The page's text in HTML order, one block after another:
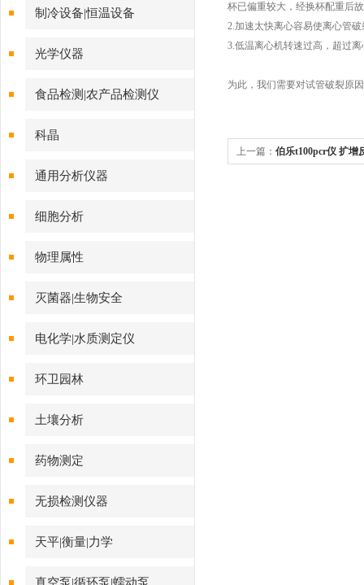
制冷设备|恒温设备
光学仪器
食品检测|农产品检测仪
科晶
通用分析仪器
细胞分析
物理属性
灭菌器|生物安全
电化学|水质测定仪
环卫园林
土壤分析
药物测定
无损检测仪器
天平|衡量|力学
杯已偏重较大，经换杯配重后
2.加速太快离心容易使离心管破
3.低温离心机转速过高，超过
为此，我们需要对试管破裂原
上一篇： 伯乐t100pcr仪 扩增